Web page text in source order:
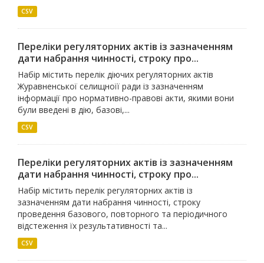
CSV
Переліки регуляторних актів із зазначенням
дати набрання чинності, строку про...
Набір містить перелік діючих регуляторних актів
Журавненської селищноїї ради із зазначенням
інформації про нормативно-правові акти, якими вони
були введені в дію, базові,...
CSV
Переліки регуляторних актів із зазначенням
дати набрання чинності, строку про...
Набір містить перелік регуляторних актів із
зазначенням дати набрання чинності, строку
проведення базового, повторного та періодичного
відстеження їх результативності та...
CSV